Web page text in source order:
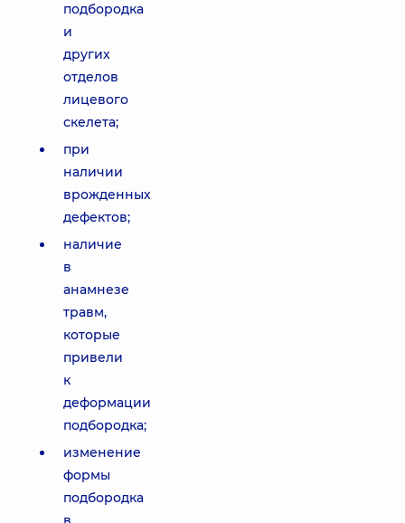
подбородка
и
других
отделов
лицевого
скелета;
при
наличии
врожденных
дефектов;
наличие
в
анамнезе
травм,
которые
привели
к
деформации
подбородка;
изменение
формы
подбородка